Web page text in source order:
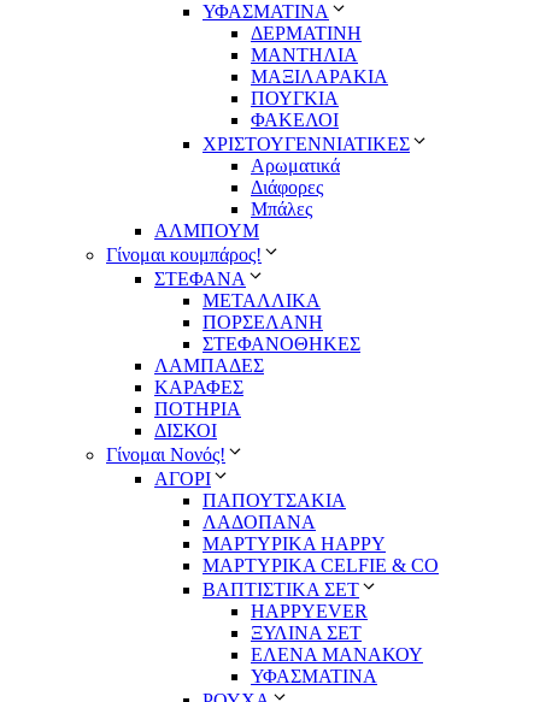
ΥΦΑΣΜΑΤΙΝA
ΔΕΡΜΑΤΙΝΗ
ΜΑΝΤΗΛΙΑ
ΜΑΞΙΛΑΡΑΚΙΑ
ΠΟΥΓΚΙΑ
ΦΑΚΕΛΟΙ
ΧΡΙΣΤΟΥΓΕΝΝΙΑΤΙΚΕΣ
Αρωματικά
Διάφορες
Μπάλες
ΑΛΜΠΟΥΜ
Γίνομαι κουμπάρος!
ΣΤΕΦΑΝΑ
ΜΕΤΑΛΛΙΚΑ
ΠΟΡΣΕΛΑΝΗ
ΣΤΕΦΑΝΟΘΗΚΕΣ
ΛΑΜΠΑΔΕΣ
ΚΑΡΑΦΕΣ
ΠΟΤΗΡΙΑ
ΔΙΣΚΟΙ
Γίνομαι Νονός!
ΑΓΟΡΙ
ΠΑΠΟΥΤΣΑΚΙΑ
ΛΑΔΟΠΑΝΑ
ΜΑΡΤΥΡΙΚΑ HAPPY
ΜΑΡΤΥΡΙΚΑ CELFIE & CO
ΒΑΠΤΙΣΤΙΚΑ ΣΕΤ
HAPPYEVER
ΞΥΛΙΝΑ ΣΕΤ
ΕΛΕΝΑ ΜΑΝΑΚΟΥ
ΥΦΑΣΜΑΤΙΝΑ